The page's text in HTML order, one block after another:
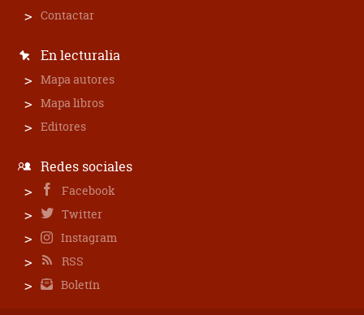
Contactar
En lecturalia
Mapa autores
Mapa libros
Editores
Redes sociales
Facebook
Twitter
Instagram
RSS
Boletín